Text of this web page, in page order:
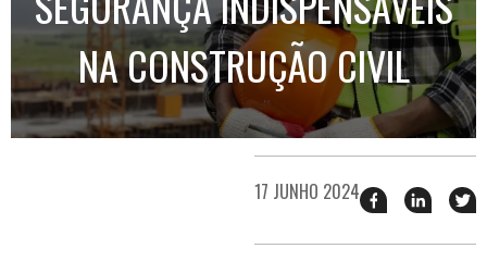
NA CONSTRUÇÃO CIVIL
17 JUNHO 2024 Compartilhar
esse
no
esse
no